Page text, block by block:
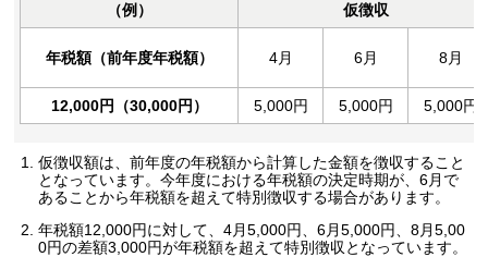
（例） 仮徴収
年税額（前年度年税額） 4月 6月 8月
12,000円（30,000円） 5,000円 5,000円 5,000円
仮徴収額は、前年度の年税額から計算した金額を徴収すること
となっています。今年度における年税額の決定時期が、6月で
あることから年税額を超えて特別徴収する場合があります。
年税額12,000円に対して、4月5,000円、6月5,000円、8月5,00
0円の差額3,000円が年税額を超えて特別徴収となっています。